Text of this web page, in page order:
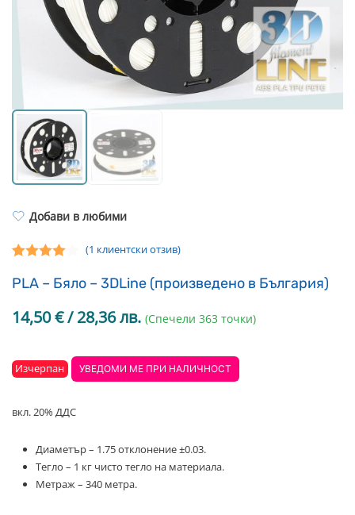
Легло за 3D принтер
Добави в любими
4.00от 5,
базирано
оценки
(1 клиентски отзив)
PLA – Бяло – 3DLine (произведено в България)
14,50€/ 28,36 лв. (Спечели 363 точки)
Изчерпан УВЕДОМИ МЕ ПРИ НАЛИЧНОСТ
вкл. 20% ДДС
Диаметър – 1.75 отклонение ±0.03.
Тегло – 1 кг чисто тегло на материала.
Метраж – 340 метра.